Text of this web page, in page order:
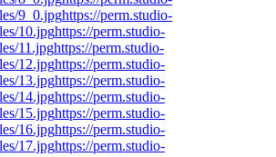
9_0.jpghttps://perm.studio-
10.jpghttps://perm.studio-
11.jpghttps://perm.studio-
12.jpghttps://perm.studio-
13.jpghttps://perm.studio-
14.jpghttps://perm.studio-
15.jpghttps://perm.studio-
16.jpghttps://perm.studio-
17.jpghttps://perm.studio-